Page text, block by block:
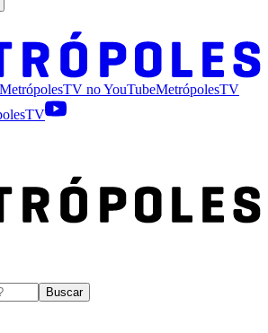
MetrópolesTV noYouTubeMetrópolesTV
Buscar